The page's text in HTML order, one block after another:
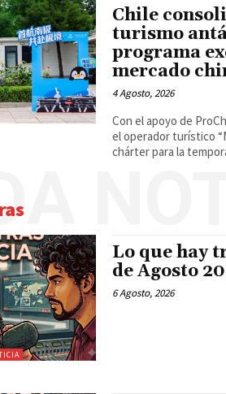
Chile
turismo
programa
mercado
4 Agosto, 2026
Con el apoyo de
el operador turístico
chárter para la
Lo que hay
de Agosto
6 Agosto, 2026